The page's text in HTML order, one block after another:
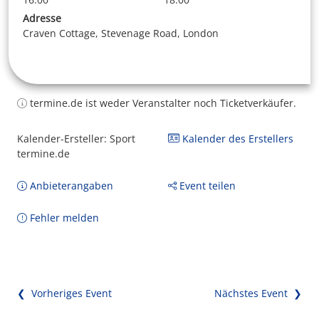
Adresse
Craven Cottage, Stevenage Road, London
termine.de ist weder Veranstalter noch Ticketverkäufer.
Kalender-Ersteller: Sport
termine.de
Kalender des Erstellers
Anbieterangaben Event teilen
Fehler melden
❮ Vorheriges Event Nächstes Event ❯